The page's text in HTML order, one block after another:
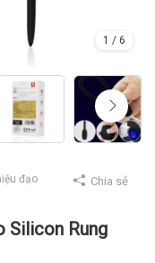
1 / 6
đạo
Silicon Rung
Chia sẻ